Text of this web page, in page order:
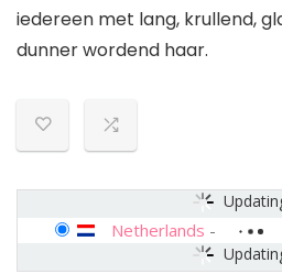
iedereen met lang, krullend,
dunner wordend haar.
Netherlands -